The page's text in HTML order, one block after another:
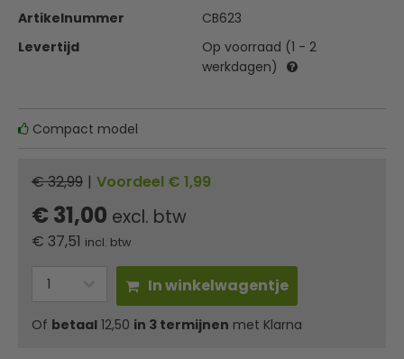
Artikelnummer
CB623
Levertijd
Op voorraad (1 - 2
werkdagen)
Compact model
€ 32,99 | Voordeel € 1,99
€ 31,00 excl. btw
€ 37,51 incl. btw
In winkelwagentje
Of betaal 12,50 in 3 termijnen met Klarna